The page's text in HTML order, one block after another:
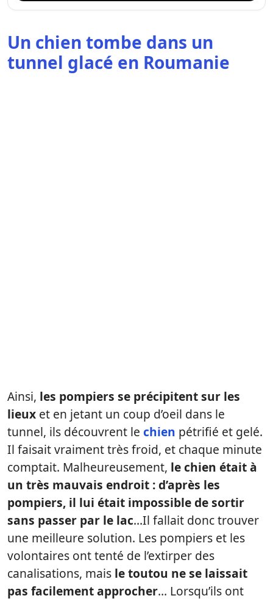
Un chien tombe dans un
tunnel glacé en Roumanie
Ainsi, les pompiers se précipitent sur les
lieux et en jetant un coup d’oeil dans le
tunnel, ils découvrent le chien pétrifié et gelé.
Il faisait vraiment très froid, et chaque minute
comptait. Malheureusement, le chien était à
un très mauvais endroit : d’après les
pompiers, il lui était impossible de sortir
sans passer par le lac…Il fallait donc trouver
une meilleure solution. Les pompiers et les
volontaires ont tenté de l’extirper des
canalisations, mais le toutou ne se laissait
pas facilement approcher… Lorsqu’ils ont